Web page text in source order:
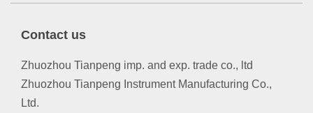
Contact us
Zhuozhou Tianpeng imp. and exp. trade co., ltd
Zhuozhou Tianpeng Instrument Manufacturing Co.,
Ltd.